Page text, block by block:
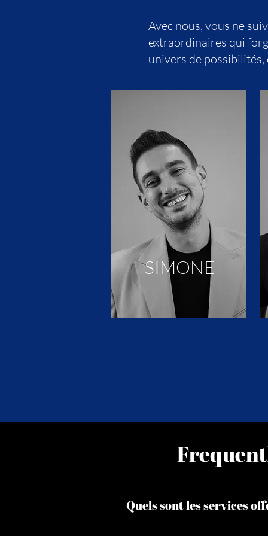
Avec nous, vous ne
extraordinaires qui
univers de
SIMONE
Quels sont les services